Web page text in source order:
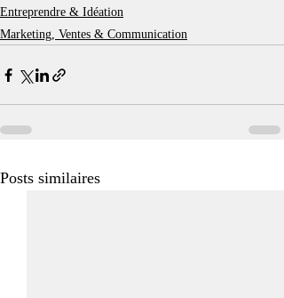
Entreprendre & Idéation
Marketing, Ventes & Communication
Posts similaires